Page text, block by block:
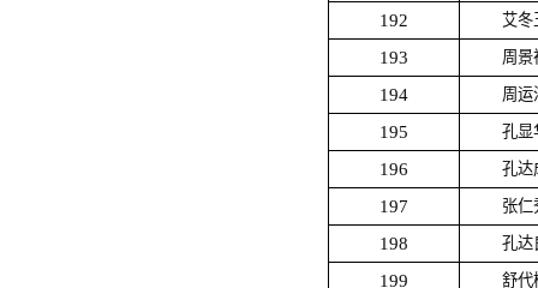
192 艾冬
193 周景
194 周运
195 孔显
196 孔达
197 张仁
198 孔达
199 舒代